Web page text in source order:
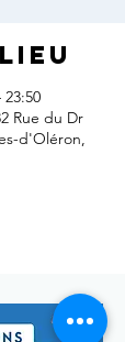
23:50
Rue du Dr
d'Oléron,